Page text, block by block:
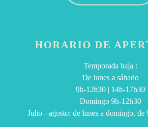
HORARIO DE
Temporada baja :
De lunes a sábado
9h-12h30 | 14h-17h30
Domingo 9h-12h30
Julio - agosto: de lunes a domingo, de